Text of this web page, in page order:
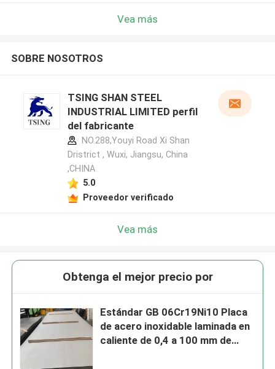
Vea más
SOBRE NOSOTROS
TSING SHAN STEEL
INDUSTRIAL LIMITED perfil
del fabricante
NO.288,Youyi Road Xi Shan
Dristrict , Wuxi, Jiangsu, China
,CHINA
5.0
Proveedor verificado
Vea más
Obtenga el mejor precio por
Estándar GB 06Cr19Ni10 Placa
de acero inoxidable laminada en
caliente de 0,4 a 100 mm de